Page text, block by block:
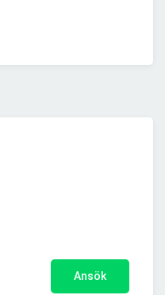
Ansök